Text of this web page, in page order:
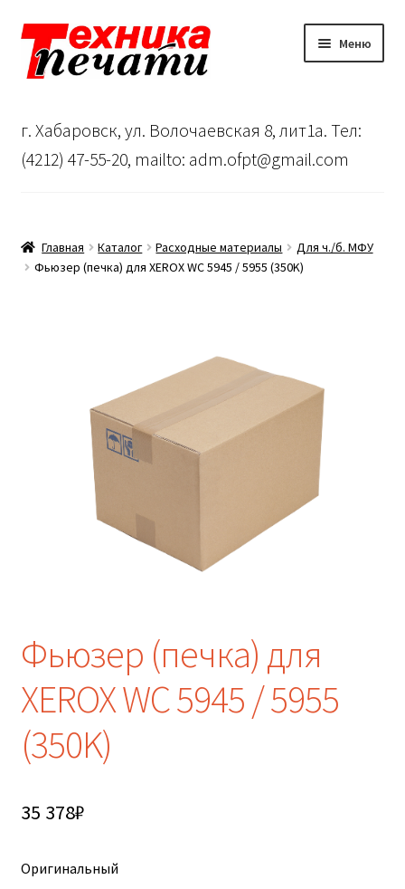
Перейти
навигации
Перейти
содержимому
Меню
Сервисный центр
…
г. Хабаровск, ул. Волочаевская 8, лит1а. Тел:
(4212) 47-55-20, mailto: adm.ofpt@gmail.com
Главная Каталог Расходные материалы
Для ч./б. МФУ
Фьюзер (печка) для XEROX WC 5945 / 5955 (350K)
Фьюзер (печка) для
XEROX WC 5945 / 5955
(350K)
35 378₽
Оригинальный